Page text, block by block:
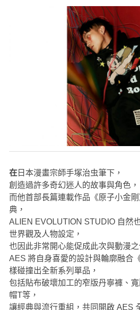
在日本漫畫宗師手塚治虫筆下，
創造過許多奇幻迷人的故事與角色，
而他首部長篇連載作品《原子小金
典，
ALIEN EVOLUTION STUDIO 自然
世界觀及人物設定，
也因此非常開心能促成此次與動漫之
AES 將自身喜愛的設計與輪廓融合
樣碰撞出全新系列單品，
包括貼布破壞加工的窄版丹寧褲、
帽T等，
讓經典與流行重組，共同開啟 AES